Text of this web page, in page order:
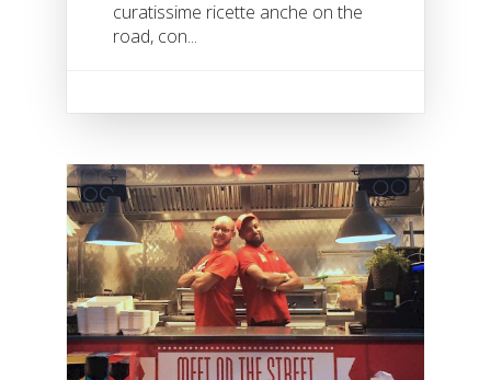
curatissime ricette anche on the
road, con...